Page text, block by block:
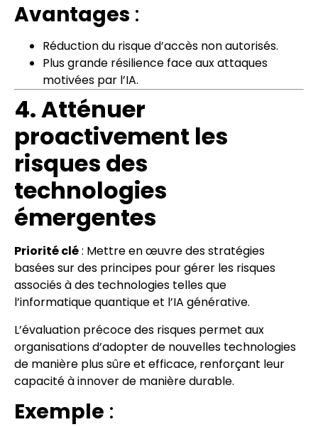
Avantages :
Réduction du risque d’accès non autorisés.
Plus grande résilience face aux attaques
motivées par l’IA.
4. Atténuer
proactivement les
risques des
technologies
émergentes
Priorité clé: Mettre en œuvre des stratégies
basées sur des principes pour gérer les risques
associés à des technologies telles que
l’informatique quantique et l’IA générative.
L’évaluation précoce des risques permet aux
organisations d’adopter de nouvelles technologies
de manière plus sûre et efficace, renforçant leur
capacité à innover de manière durable.
Exemple :